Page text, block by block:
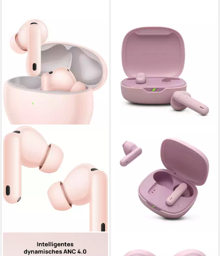
FreeBuds 7i wireless In-Ear-
Wave Flex 2 wireless In-Ear-